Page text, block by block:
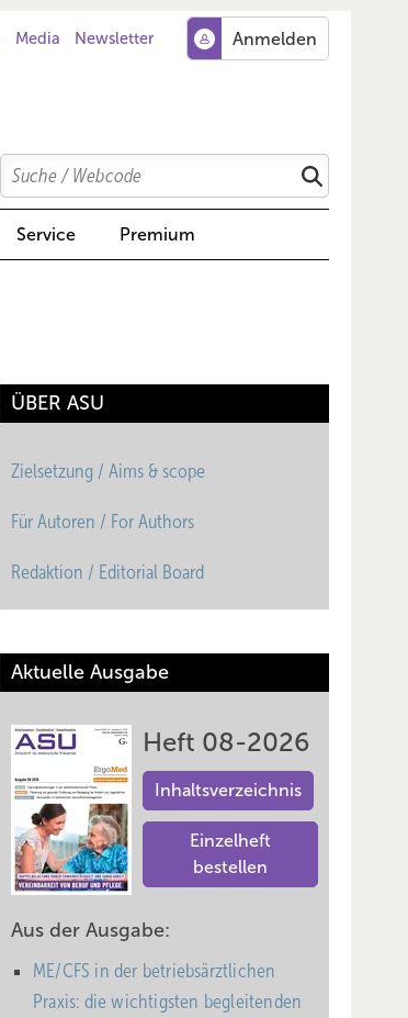
Media Newsletter
Search
Suchen
Service Premium
ÜBER ASU
Zielsetzung / Aims & scope
Für Autoren / For Authors
Redaktion / Editorial Board
Aktuelle Ausgabe
Heft 08-2026
Inhaltsverzeichnis
Einzelheft
bestellen
Aus der Ausgabe:
ME/CFS in der betriebsärztlichen
Praxis: die wichtigsten begleitenden